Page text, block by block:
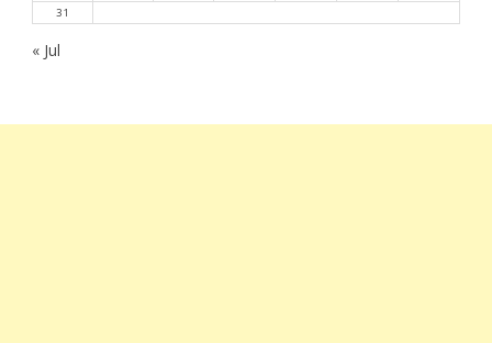
31
« Jul